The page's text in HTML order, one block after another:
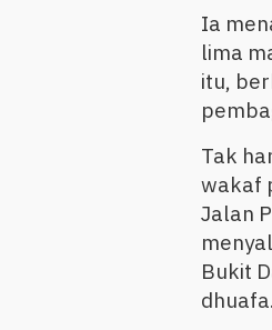
Ia
lima
itu,
Tak
wakaf
Jalan
Bukit
dhuafa.